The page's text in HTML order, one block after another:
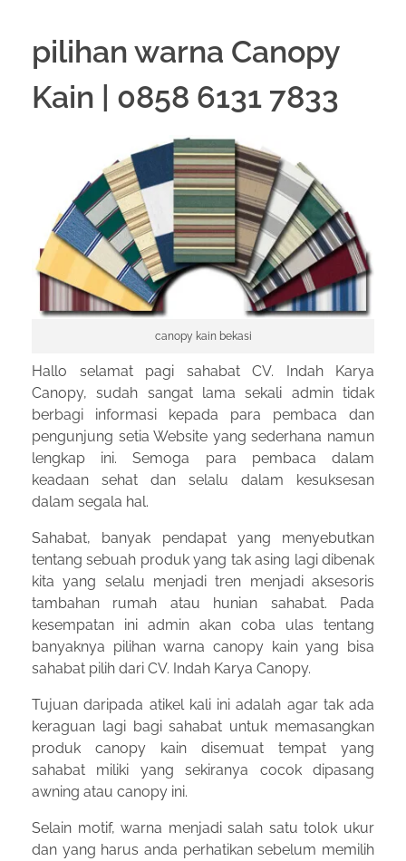
pilihan warna Canopy
Kain | 0858 6131 7833
canopy kain bekasi
Hallo selamat pagi sahabat CV. Indah Karya
Canopy, sudah sangat lama sekali admin tidak
berbagi informasi kepada para pembaca dan
pengunjung setia Website yang sederhana namun
lengkap ini. Semoga para pembaca dalam
keadaan sehat dan selalu dalam kesuksesan
dalam segala hal.
Sahabat, banyak pendapat yang menyebutkan
tentang sebuah produk yang tak asing lagi dibenak
kita yang selalu menjadi tren menjadi aksesoris
tambahan rumah atau hunian sahabat. Pada
kesempatan ini admin akan coba ulas tentang
banyaknya pilihan warna canopy kain yang bisa
sahabat pilih dari CV. Indah Karya Canopy.
Tujuan daripada atikel kali ini adalah agar tak ada
keraguan lagi bagi sahabat untuk memasangkan
produk canopy kain disemuat tempat yang
sahabat miliki yang sekiranya cocok dipasang
awning atau canopy ini.
Selain motif, warna menjadi salah satu tolok ukur
dan yang harus anda perhatikan sebelum memilih